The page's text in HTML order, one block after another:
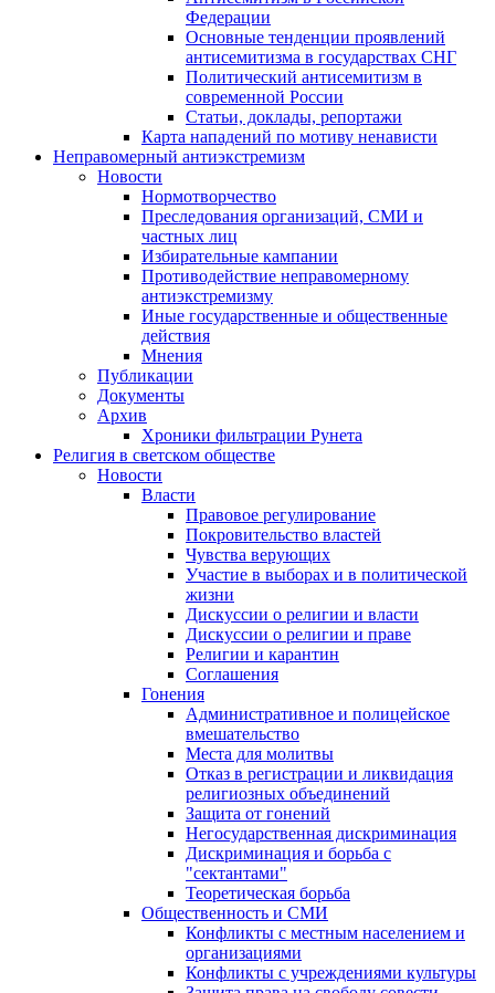
Федерации
Основные тенденции проявлений
антисемитизма в государствах СНГ
Политический антисемитизм в
современной России
Статьи, доклады, репортажи
Карта нападений по мотиву ненависти
Неправомерный антиэкстремизм
Новости
Нормотворчество
Преследования организаций, СМИ и
частных лиц
Избирательные кампании
Противодействие неправомерному
антиэкстремизму
Иные государственные и общественные
действия
Мнения
Публикации
Документы
Архив
Хроники фильтрации Рунета
Религия в светском обществе
Новости
Власти
Правовое регулирование
Покровительство властей
Чувства верующих
Участие в выборах и в политической
жизни
Дискуссии о религии и власти
Дискуссии о религии и праве
Религии и карантин
Соглашения
Гонения
Административное и полицейское
вмешательство
Места для молитвы
Отказ в регистрации и ликвидация
религиозных объединений
Защита от гонений
Негосударственная дискриминация
Дискриминация и борьба с
"сектантами"
Теоретическая борьба
Общественность и СМИ
Конфликты с местным населением и
организациями
Конфликты с учреждениями культуры